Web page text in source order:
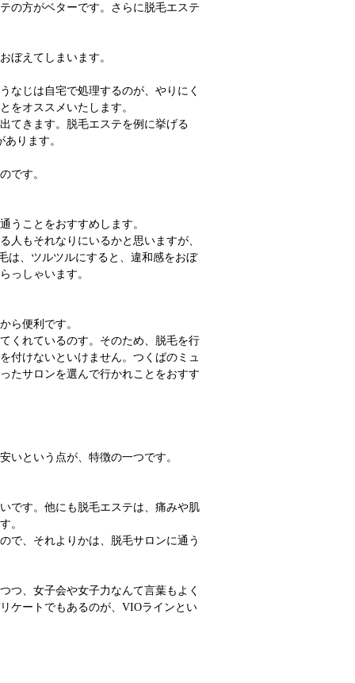
の方がベターです。さらに脱毛エステ
ぼえてしまいます。
なじは自宅で処理するのが、やりにく
をオススメいたします。
てきます。脱毛エステを例に挙げる
ります。
です。
うことをおすすめします。
人もそれなりにいるかと思いますが、
は、ツルツルにすると、違和感をおぼ
っしゃいます。
ら便利です。
くれているのす。そのため、脱毛を行
付けないといけません。つくばのミュ
たサロンを選んで行かれことをおすす
いという点が、特徴の一つです。
です。他にも脱毛エステは、痛みや肌
。
で、それよりかは、脱毛サロンに通う
つ、女子会や女子力なんて言葉もよく
ケートでもあるのが、VIOラインとい